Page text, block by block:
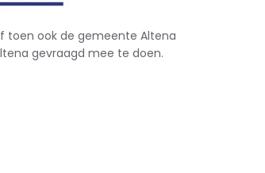
toen ook de gemeente Altena
gevraagd mee te doen.